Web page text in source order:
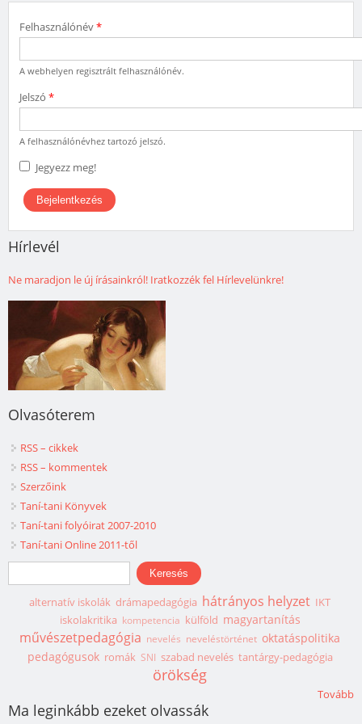
Felhasználónév*
A webhelyen regisztrált felhasználónév.
Jelszó *
A felhasználónévhez tartozó jelszó.
Jegyezz meg!
Hírlevél
Ne maradjon le új írásainkról! Iratkozzék fel Hírlevelünkre!
Olvasóterem
RSS – cikkek
RSS – kommentek
Szerzőink
Taní-tani Könyvek
Taní-tani folyóirat 2007-2010
Taní-tani Online 2011-től
Keresés űrlap
Keresés
alternatív iskolák drámapedagógia hátrányos helyzet IKT
iskolakritika kompetencia külföld magyartanítás
művészetpedagógia nevelés neveléstörténet oktatáspolitika
pedagógusok romák SNI szabad nevelés tantárgy-pedagógia
örökség
Tovább
Ma leginkább ezeket olvassák